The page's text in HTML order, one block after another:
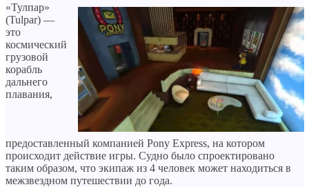
«Тулпар»
(Tulpar) —
это
космический
грузовой
корабль
дальнего
плавания,
предоставленный компанией Pony Express, на котором
происходит действие игры. Судно было спроектировано
таким образом, что экипаж из 4 человек может находиться в
межзвездном путешествии до года.